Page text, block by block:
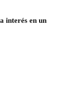
interés en un